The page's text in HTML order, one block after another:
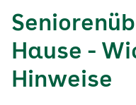
Hause -
Hinweise